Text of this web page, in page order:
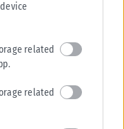
related
related